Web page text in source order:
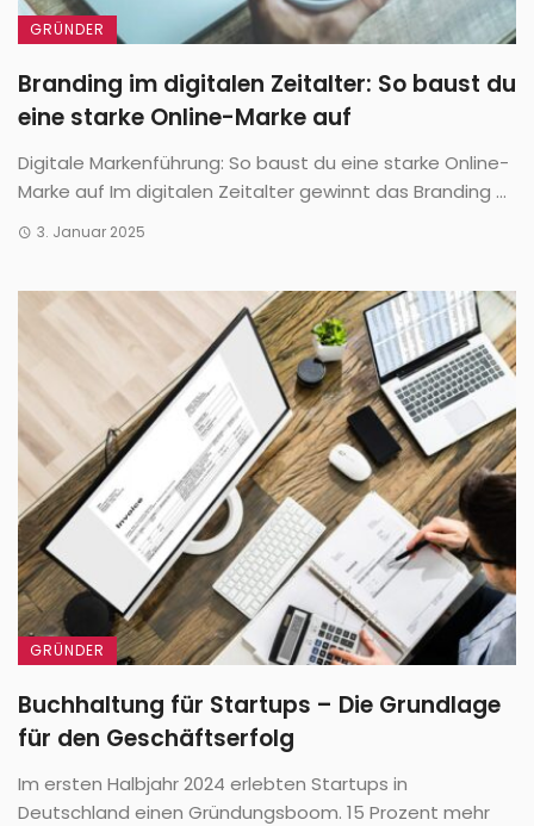
GRÜNDER
Branding im digitalen Zeitalter: So baust du
eine starke Online-Marke auf
Digitale Markenführung: So baust du eine starke Online-
Marke auf Im digitalen Zeitalter gewinnt das Branding ...
3. Januar 2025
GRÜNDER
Buchhaltung für Startups – Die Grundlage
für den Geschäftserfolg
Im ersten Halbjahr 2024 erlebten Startups in
Deutschland einen Gründungsboom. 15 Prozent mehr